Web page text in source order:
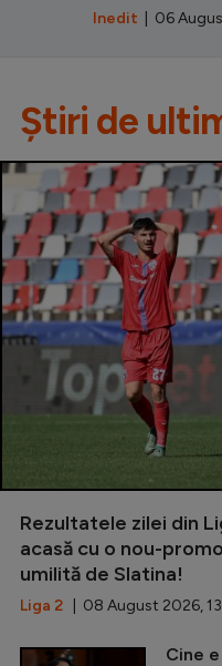
Inedit | 06
Știri de
Rezultatele zilei din
acasă cu o nou-
umilită de Slatina!
Liga 2 | 08 August 2026,
Cine